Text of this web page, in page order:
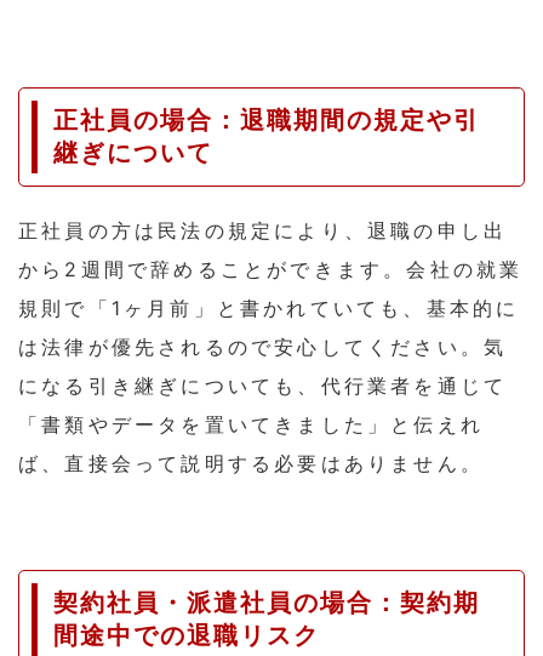
正社員の場合：退職期間の規定や引
継ぎについて
正社員の方は民法の規定により、退職の申し出
から2週間で辞めることができます。会社の就業
規則で「1ヶ月前」と書かれていても、基本的に
は法律が優先されるので安心してください。気
になる引き継ぎについても、代行業者を通じて
「書類やデータを置いてきました」と伝えれ
ば、直接会って説明する必要はありません。
契約社員・派遣社員の場合：契約期
間途中での退職リスク